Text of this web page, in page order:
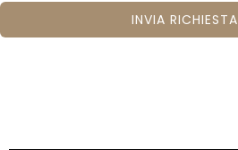
INVIA RICHIESTA